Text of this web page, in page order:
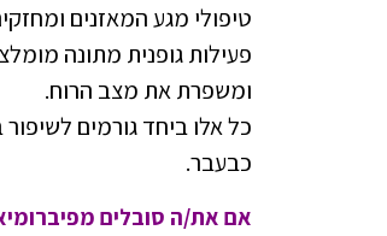
טיפולי מגע המאזנים
פעילות גופנית מתונה
ומשפרת את מצב הרוח.
כל אלו ביחד גורמים
כבעבר.
אם את/ה סובלים